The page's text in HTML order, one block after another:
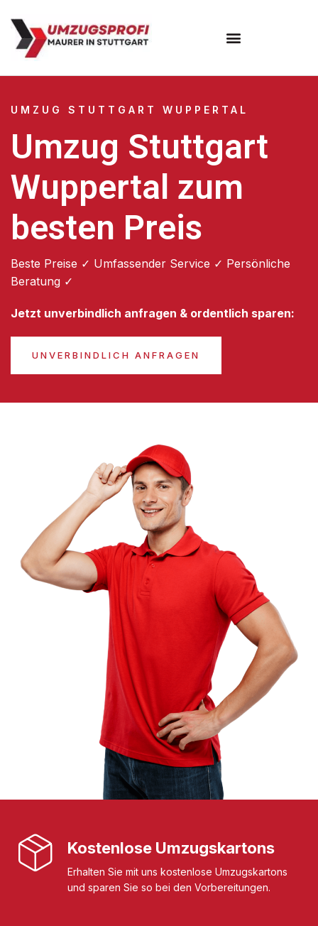
UMZUG STUTTGART WUPPERTAL
Umzug Stuttgart
Wuppertal zum
besten Preis
Beste Preise ✓ Umfassender Service ✓ Persönliche
Beratung ✓
Jetzt unverbindlich anfragen & ordentlich sparen:
UNVERBINDLICH ANFRAGEN
Kostenlose Umzugskartons
Erhalten Sie mit uns kostenlose Umzugskartons
und sparen Sie so bei den Vorbereitungen.